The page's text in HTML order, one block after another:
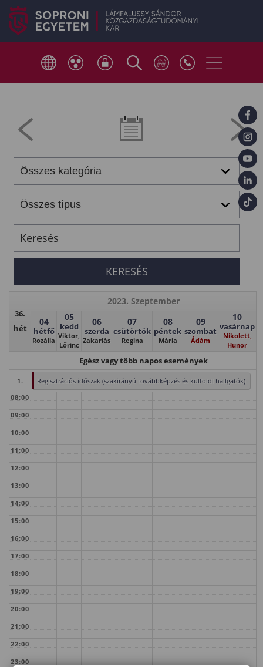
36.
hét
2023. Szeptember
04
hétfő
Rozália
05
kedd
Viktor,
Lőrinc
06
szerda
Zakariás
07
csütörtök
Regina
08
péntek
Mária
09
szombat
Ádám
10
vasárnap
Nikolett,
Hunor
Egész vagy több napos események
1.
Regisztrációs időszak (szakirányú továbbképzés és külföldi hallgatók)
08:00
09:00
10:00
11:00
12:00
13:00
14:00
15:00
16:00
17:00
18:00
19:00
20:00
21:00
22:00
23:00